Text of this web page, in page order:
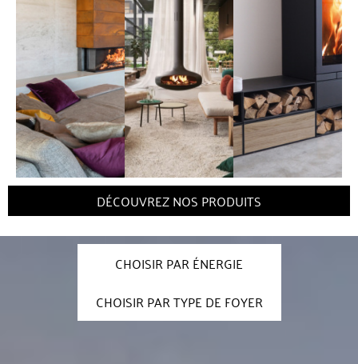
DÉCOUVREZ NOS PRODUITS
CHOISIR PAR ÉNERGIE
CHOISIR PAR TYPE DE FOYER